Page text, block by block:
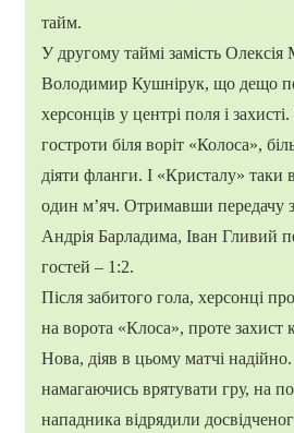
тайм.
У другому таймі замість
Володимир Кушнірук, що дещо
херсонців у центрі поля і
гостроти біля воріт «Колоса»,
діяти фланги. І «Кристалу» таки
один м’яч. Отримавши передачу
Андрія Барладима, Іван Гливий
гостей – 1:2.
Після забитого гола, херсонці
на ворота «Клоса», проте захист
Нова, діяв в цьому матчі
намагаючись врятувати гру, на
нападника відрядили